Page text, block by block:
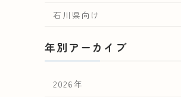
石川県向け
年別アーカイブ
2026年